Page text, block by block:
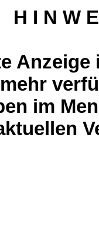
H I N W
mehr
im